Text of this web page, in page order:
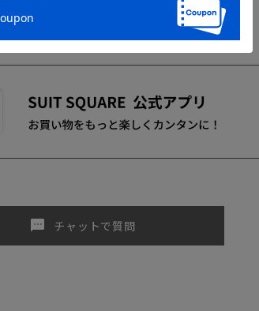
sms チャットで質問